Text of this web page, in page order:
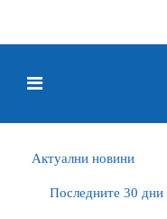
Актуални новини
Последните 30 дни